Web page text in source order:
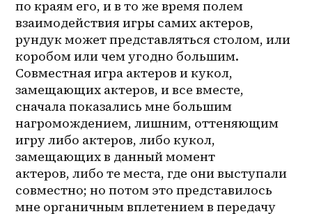
по краям его, и в то же время полем
взаимодействия игры самих актеров,
рундук может представляться столом, или
коробом или чем угодно большим.
Совместная игра актеров и кукол,
замещающих актеров, и все вместе,
сначала показались мне большим
нагромождением, лишним, оттеняющим
игру либо актеров, либо кукол,
замещающих в данный момент
актеров, либо те места, где они выступали
совместно; но потом это представилось
мне органичным вплетением в передачу